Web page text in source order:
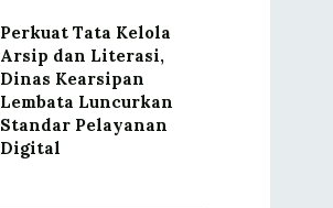
Perkuat Tata Kelola
Arsip dan Literasi,
Dinas Kearsipan
Lembata Luncurkan
Standar Pelayanan
Digital